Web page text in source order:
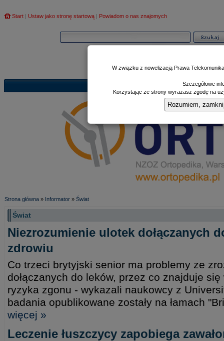
Start | Ustaw jako stronę startową | Powiadom o nas znajomych
Poczekalnia|
Strona główna » Informator » Świat
Świat
Niezrozumienie ulotek dołączanych
zdrowiu
Co trzeci brytyjski senior ma problemy ze
dołączanych do leków, przez co znajduje
ryzyka zgonu - wykazali naukowcy z
badania opublikowane zostały na łamach
więcej »
Leczenie łuszczycy zapobiega
W związku z nowelizacją Prawa
Szczegółowe
Korzystając ze strony wyrażasz zgodę na
Rozumiem,